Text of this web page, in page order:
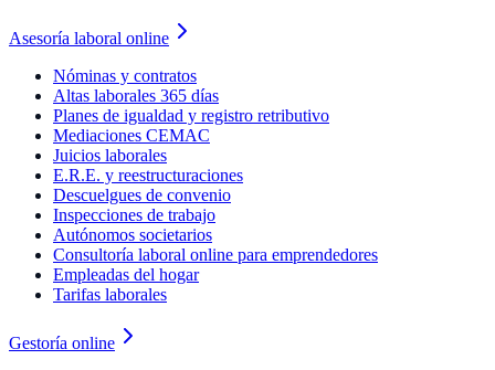
Asesoría laboral online
Nóminas y contratos
Altas laborales 365 días
Planes de igualdad y registro retributivo
Mediaciones CEMAC
Juicios laborales
E.R.E. y reestructuraciones
Descuelgues de convenio
Inspecciones de trabajo
Autónomos societarios
Consultoría laboral online para emprendedores
Empleadas del hogar
Tarifas laborales
Gestoría online